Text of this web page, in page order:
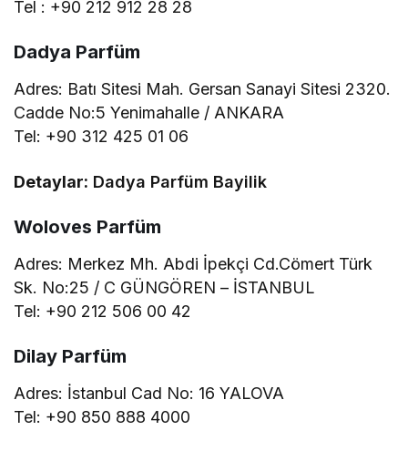
Tel : +90 212 912 28 28
Dadya Parfüm
Adres: Batı Sitesi Mah. Gersan Sanayi Sitesi 2320.
Cadde No:5 Yenimahalle / ANKARA
Tel: +90 312 425 01 06
Detaylar: Dadya Parfüm Bayilik
Woloves Parfüm
Adres: Merkez Mh. Abdi İpekçi Cd.Cömert Türk
Sk. No:25 / C GÜNGÖREN – İSTANBUL
Tel: +90 212 506 00 42
Dilay Parfüm
Adres: İstanbul Cad No: 16 YALOVA
Tel: +90 850 888 4000